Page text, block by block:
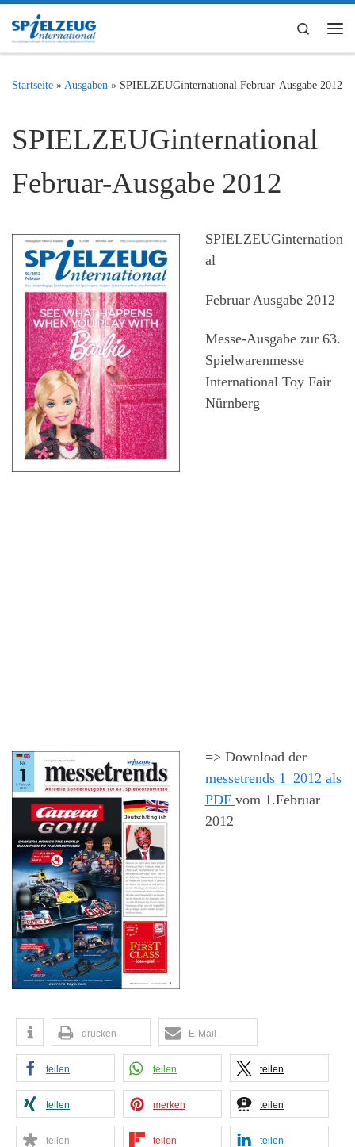
Zum Inhalt springen
Search
Startseite » Ausgaben » SPIELZEUGinternational Februar-Ausgabe 2012
SPIELZEUGinternational
Februar-Ausgabe 2012
SPIELZEUGinternation
al
Februar Ausgabe 2012
Messe-Ausgabe zur 63.
Spielwarenmesse
International Toy Fair
Nürnberg
=> Download der
messetrends 1_2012 als
PDF vom 1.Februar
2012
drucken E-Mail
teilen teilen teilen
teilen merken teilen
teilen teilen teilen